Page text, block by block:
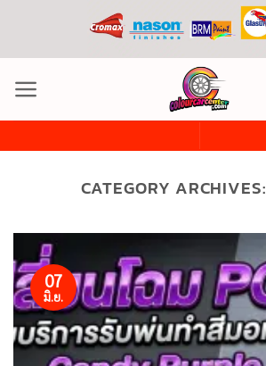
เนื้อหา
CATEGORY ARCHIVES:
07
มิ.ย.